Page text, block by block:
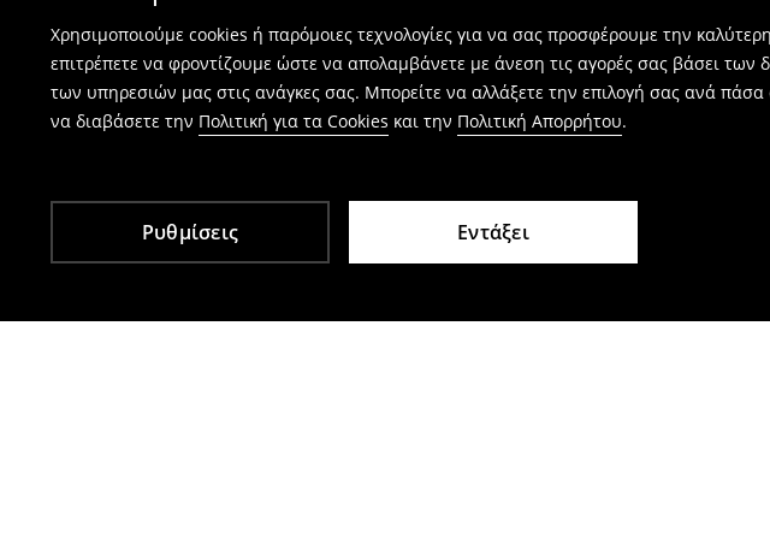
Χρησιμοποιούμε cookies ή παρόμοιες τεχνολογίες για να σας προσφέρουμε την
επιτρέπετε να φροντίζουμε ώστε να απολαμβάνετε με άνεση τις αγορές σας βάσει
των υπηρεσιών μας στις ανάγκες σας. Μπορείτε να αλλάξετε την επιλογή σας ανά πάσα
να διαβάσετε την Πολιτική για τα Cookies και την Πολιτική Απορρήτου.
Ρυθμίσεις Εντάξει